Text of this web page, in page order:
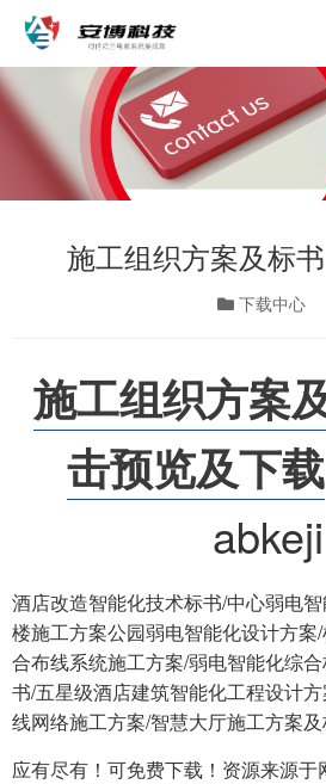
施工组织方案及标书
下载中心
施工组织方案
击预览及下载
abkeji
酒店改造智能化技术标书/中心弱电
楼施工方案公园弱电智能化设计方
合布线系统施工方案/弱电智能化综
书/五星级酒店建筑智能化工程设计
线网络施工方案/智慧大厅施工方案
应有尽有！可免费下载！资源来源